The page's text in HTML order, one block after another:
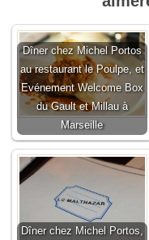
Dîner chez Michel Portos
au restaurant le Poulpe, et
Evénement Welcome Box
du Gault et Millau à
Marseille
Dîner chez Michel Portos,